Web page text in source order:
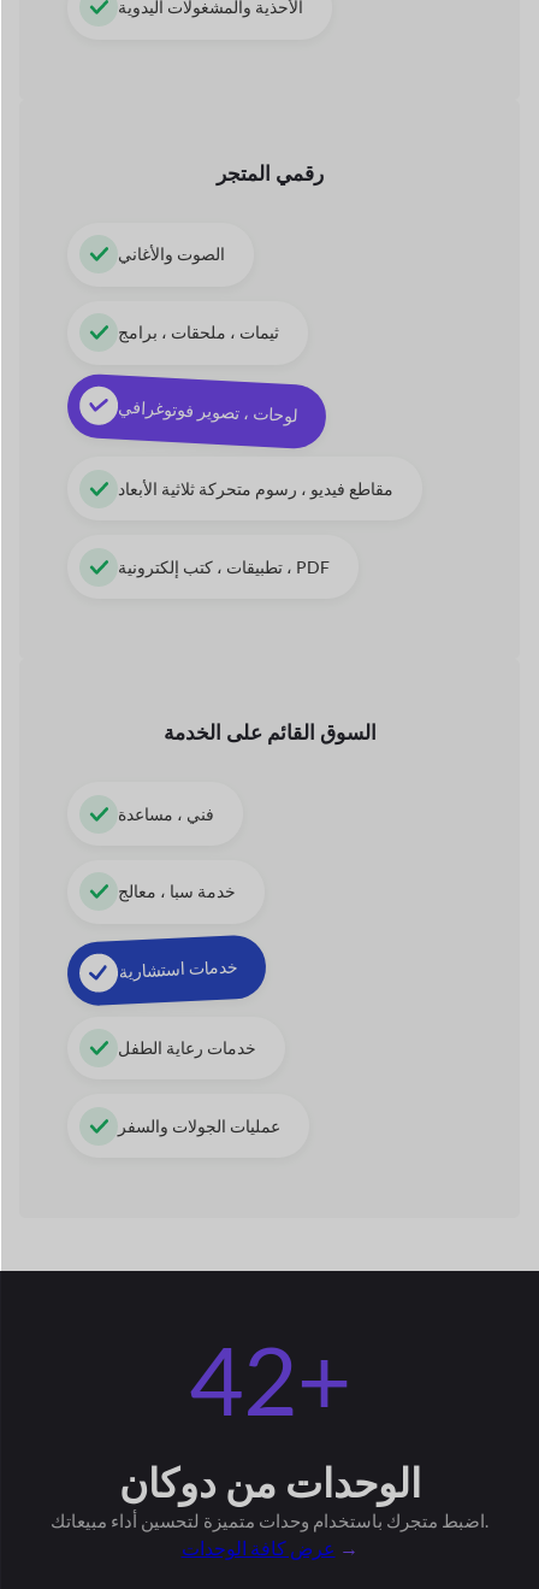
الصوت والأغاني
ثيمات ، ملحقات ، برامج
لوحات ، تصوير فوتوغرافي
مقاطع فيديو ، رسوم متحركة ثلاثية الأبعاد
تطبيقات ، كتب إلكترونية ، PDF
فني ، مساعدة
خدمة سبا ، معالج
خدمات استشارية
خدمات رعاية الطفل
عمليات الجولات والسفر
42+
الوحداتمن دوكان
عرض كافة الوحدات